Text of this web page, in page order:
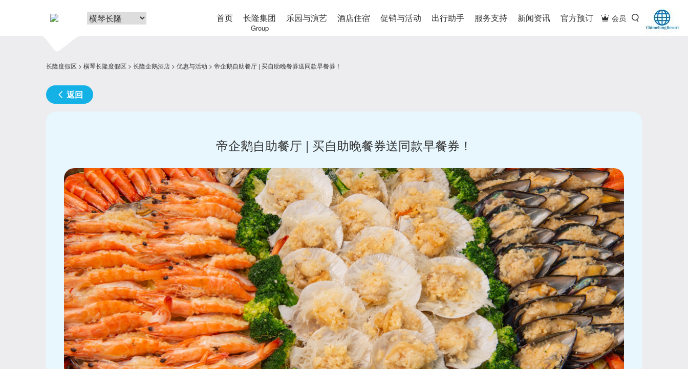
会员
首页 长隆集团
Group
乐园与演艺 酒店住宿 促销与活动 出行助手 服务支持 新闻资讯 官方预订
长隆度假区 横琴长隆度假区 长隆企鹅酒店 优惠与活动 帝企鹅自助餐厅 | 买自助晚餐券送同款早餐券！
返回
帝企鹅自助餐厅 | 买自助晚餐券送同款早餐券！